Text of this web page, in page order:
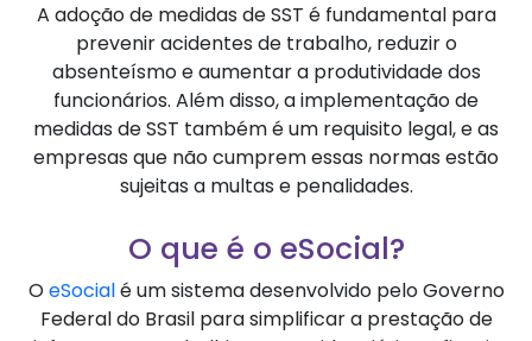
A adoção de medidas de SST é fundamental para
prevenir acidentes de trabalho, reduzir o
absenteísmo e aumentar a produtividade dos
funcionários. Além disso, a implementação de
medidas de SST também é um requisito legal, e as
empresas que não cumprem essas normas estão
sujeitas a multas e penalidades.
O que é o eSocial?
OeSocialé um sistema desenvolvido pelo Governo
Federal do Brasil para simplificar a prestação de